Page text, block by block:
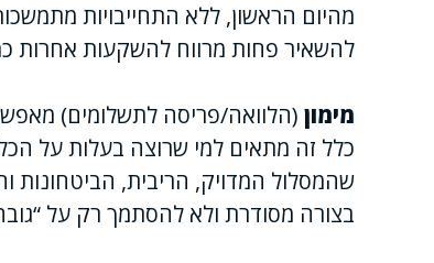
מהיום הראשון, ללא התחייבויות
להשאיר פחות מרווח להשקעות אחרות
מימון (הלוואה/פריסה לתשלומים)
כלל זה מתאים למי שרוצה בעלות על
שהמסלול המדויק, הריבית, הביטחונות
בצורה מסודרת ולא להסתמך רק על